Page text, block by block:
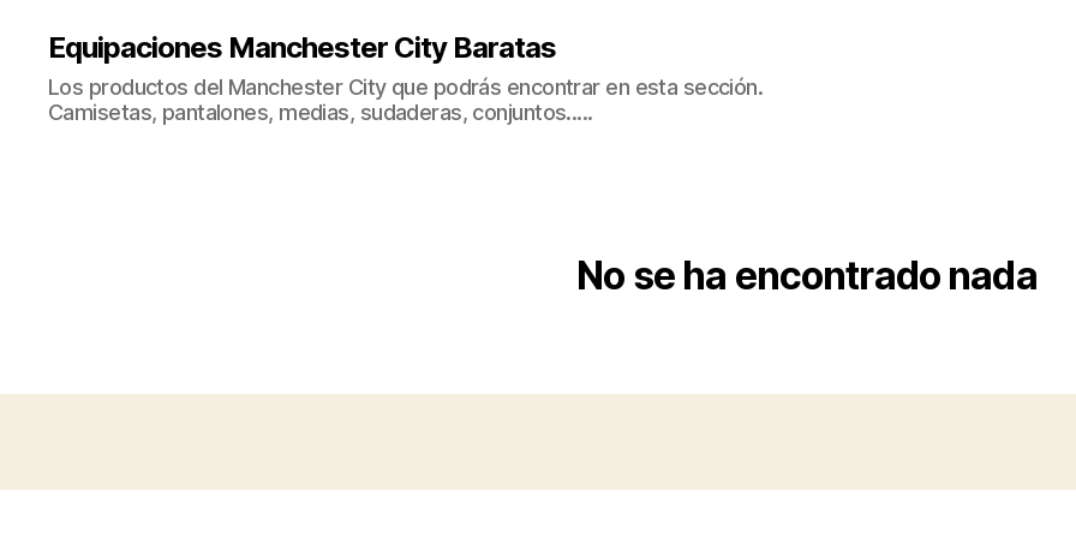
Equipaciones Manchester City Baratas
Los productos del Manchester City que podrás encontrar en esta sección.
Camisetas, pantalones, medias, sudaderas, conjuntos.....
No se ha encontrado nada